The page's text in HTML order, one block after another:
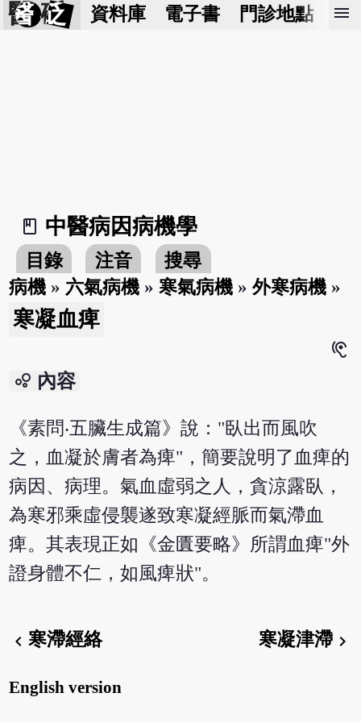
醫 砭 資料庫 電子書 門診地點 預
menu
book_2
中醫病因病機學
目錄 注音
搜尋
病機 » 六氣病機 »寒氣病機 »外寒病機 »
寒凝血痺
hearing
bubble_chart 內容
《素問‧五臟生成篇》說："臥出而風吹
之，血凝於膚者為痺"，簡要說明了血痺的
病因、病理。氣血虛弱之人，貪涼露臥，
為寒邪乘虛侵襲遂致寒凝經脈而氣滯血
痺。其表現正如《金匱要略》所謂血痺"外
證身體不仁，如風痺狀"。
chevron_left寒滯經絡 寒凝津滯chevron_right
English version